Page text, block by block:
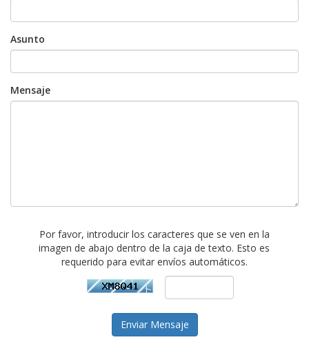
Asunto
Mensaje
Por favor, introducir los caracteres que se ven en la
imagen de abajo dentro de la caja de texto. Esto es
requerido para evitar envíos automáticos.
Enviar Mensaje